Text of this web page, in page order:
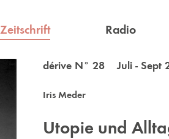
Zeitschrift Radio
dérive N° 28 Juli - Sept
Iris Meder
Utopie und